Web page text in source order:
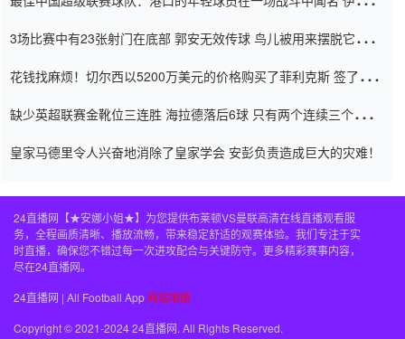
3场比赛中有23张射门在底部 郭安无效传球 鸟儿被用来摆脱它
花钱找麻烦！切尔西以5200万美元的价格购买了菲利克斯 签了7年
缺少英超联赛金靴位三连胜 海拉德落后6球 只有两个连续三个连续
皇家马德里令人兴奋地消除了皇家学会 安彭负责造成巨大的灾难！
24直播网【★安娜小姐★】为您提供布莱顿VS曼联高清在线直播观看服
务，全程画质清晰、播放流畅，带来稳定舒适的观赛体验。我们专注于实
时直播，确保您不错过每一次进攻配合与关键防守。更多精彩赛事内容，
尽在24直播网。
24直播网 | All Football App 网站地图
Copyright © 2021-2024 24直播网. All Rights Reserved.